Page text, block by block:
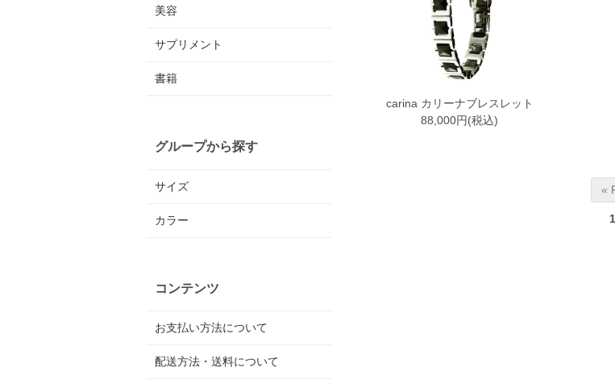
carina カリーナブレスレット
88,000円(税込)
«
1
美容
サプリメント
書籍
グループから探す
サイズ
カラー
コンテンツ
お支払い方法について
配送方法・送料について